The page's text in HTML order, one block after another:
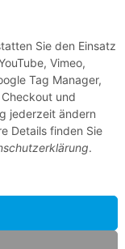
Sie den Einsatz
Vimeo,
Tag Manager,
und
jederzeit ändern
Details finden Sie
.